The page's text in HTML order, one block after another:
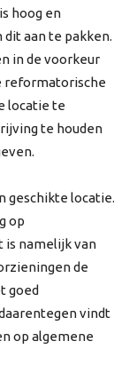
hoog en
aan te pakken.
in de voorkeur
reformatorische
locatie te
te houden
geschikte locatie.
op
is namelijk van
de
goed
vindt
op algemene